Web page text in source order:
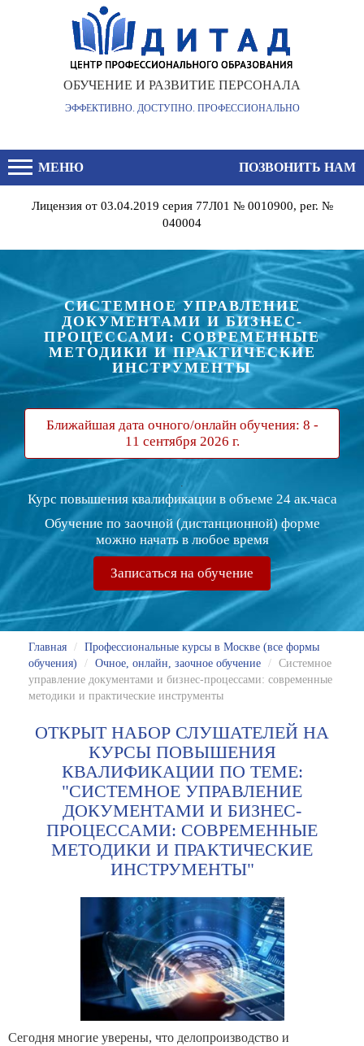
ОБУЧЕНИЕ И РАЗВИТИЕ ПЕРСОНАЛА
ЭФФЕКТИВНО. ДОСТУПНО. ПРОФЕССИОНАЛЬНО
МЕНЮ ПОЗВОНИТЬ НАМ
Лицензия от 03.04.2019 серия 77Л01 № 0010900, рег. №
040004
СИСТЕМНОЕ УПРАВЛЕНИЕ
ДОКУМЕНТАМИ И БИЗНЕС-
ПРОЦЕССАМИ: СОВРЕМЕННЫЕ
МЕТОДИКИ И ПРАКТИЧЕСКИЕ
ИНСТРУМЕНТЫ
Ближайшая дата очного/онлайн обучения: 8 -
11 сентября 2026 г.
.
Курс повышения квалификации в объеме 24 ак.часа
Обучение по заочной (дистанционной) форме
можно начать в любое время
Записаться на обучение
Главная / Профессиональные курсы в Москве (все формы
обучения)
/ Очное, онлайн, заочное обучение / Системное
управление документами и бизнес-процессами: современные
методики и практические инструменты
ОТКРЫТ НАБОР СЛУШАТЕЛЕЙ НА
КУРСЫ ПОВЫШЕНИЯ
КВАЛИФИКАЦИИ ПО ТЕМЕ:
"СИСТЕМНОЕ УПРАВЛЕНИЕ
ДОКУМЕНТАМИ И БИЗНЕС-
ПРОЦЕССАМИ: СОВРЕМЕННЫЕ
МЕТОДИКИ И ПРАКТИЧЕСКИЕ
ИНСТРУМЕНТЫ"
Сегодня многие уверены, что делопроизводство и